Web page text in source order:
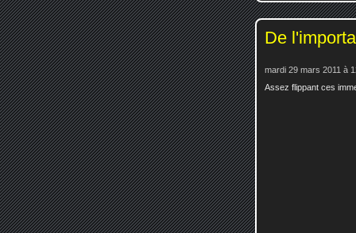
De
mardi 29 mars 2011 à
Assez flippant ces